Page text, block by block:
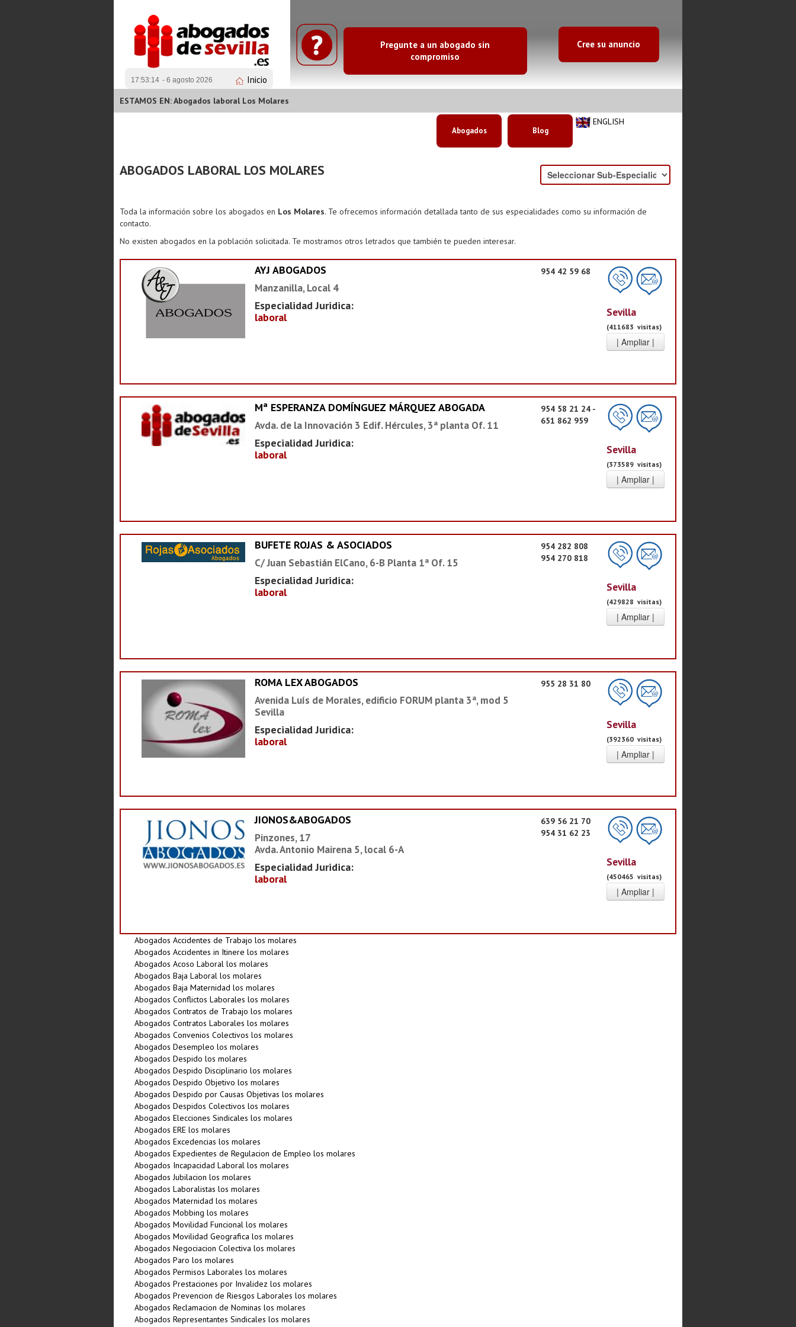
17:53:14 - 6 agosto 2026 Inicio
Pregunte a un abogado sin
compromiso
Cree su anuncio
ESTAMOS EN: Abogados laboral Los Molares
ENGLISH
Abogados Blog
ABOGADOS LABORAL LOS MOLARES
Toda la información sobre los abogados en Los Molares. Te ofrecemos información detallada tanto de sus especialidades como su información de
contacto.
No existen abogados en la población solicitada. Te mostramos otros letrados que también te pueden interesar.
AYJ ABOGADOS
Manzanilla, Local 4
Especialidad Juridica:
laboral
954 42 59 68
Sevilla
(411683 visitas)
Mª ESPERANZA DOMÍNGUEZ MÁRQUEZ ABOGADA
Avda. de la Innovación 3 Edif. Hércules, 3ª planta Of. 11
Especialidad Juridica:
laboral
954 58 21 24 -
651 862 959
Sevilla
(373589 visitas)
BUFETE ROJAS & ASOCIADOS
C/ Juan Sebastián ElCano, 6-B Planta 1ª Of. 15
Especialidad Juridica:
laboral
954 282 808
954 270 818
Sevilla
(429828 visitas)
ROMA LEX ABOGADOS
Avenida Luís de Morales, edificio FORUM planta 3ª, mod 5
Sevilla
Especialidad Juridica:
laboral
955 28 31 80
Sevilla
(392360 visitas)
JIONOS&ABOGADOS
Pinzones, 17
Avda. Antonio Mairena 5, local 6-A
Especialidad Juridica:
laboral
639 56 21 70
954 31 62 23
Sevilla
(450465 visitas)
Abogados Accidentes de Trabajo los molares
Abogados Accidentes in Itinere los molares
Abogados Acoso Laboral los molares
Abogados Baja Laboral los molares
Abogados Baja Maternidad los molares
Abogados Conflictos Laborales los molares
Abogados Contratos de Trabajo los molares
Abogados Contratos Laborales los molares
Abogados Convenios Colectivos los molares
Abogados Desempleo los molares
Abogados Despido los molares
Abogados Despido Disciplinario los molares
Abogados Despido Objetivo los molares
Abogados Despido por Causas Objetivas los molares
Abogados Despidos Colectivos los molares
Abogados Elecciones Sindicales los molares
Abogados ERE los molares
Abogados Excedencias los molares
Abogados Expedientes de Regulacion de Empleo los molares
Abogados Incapacidad Laboral los molares
Abogados Jubilacion los molares
Abogados Laboralistas los molares
Abogados Maternidad los molares
Abogados Mobbing los molares
Abogados Movilidad Funcional los molares
Abogados Movilidad Geografica los molares
Abogados Negociacion Colectiva los molares
Abogados Paro los molares
Abogados Permisos Laborales los molares
Abogados Prestaciones por Invalidez los molares
Abogados Prevencion de Riesgos Laborales los molares
Abogados Reclamacion de Nominas los molares
Abogados Representantes Sindicales los molares